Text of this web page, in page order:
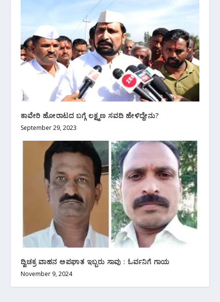
ಕಾವೇರಿ ಹೋರಾಟದ ಬಗ್ಗೆ ಲಕ್ಷ್ಮಣ ಸವದಿ ಹೇಳಿದ್ದೇನು?
September 29, 2023
ದ್ವಿಚಕ್ರ ವಾಹನ ಅಪಘಾತ ಇಬ್ಬರು ಸಾವು : ಓರ್ವನಿಗೆ ಗಾಯ
November 9, 2024